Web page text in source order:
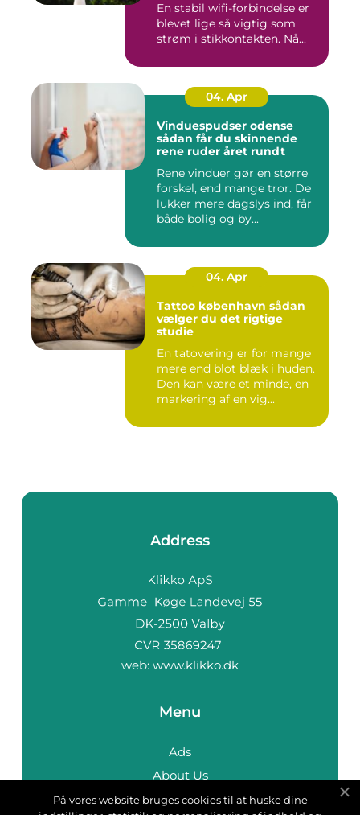
En stabil wifi-forbindelse er
blevet lige så vigtig som
strøm i stikkontakten. Nå...
04. Apr
Vinduespudser odense
sådan får du skinnende
rene ruder året rundt
Rene vinduer gør en større
forskel, end mange tror. De
lukker mere dagslys ind, får
både bolig og by...
04. Apr
Tattoo københavn sådan
vælger du det rigtige
studie
En tatovering er for mange
mere end blot blæk i huden.
Den kan være et minde, en
markering af en vig...
Address
web: www.klikko.dk
Menu
Ads
About Us
Cookies
På vores website bruges cookies til at huske dine